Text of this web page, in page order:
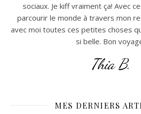
sociaux. Je kiff vraiment ça! Avec
parcourir le monde à travers mon
avec moi toutes ces petites choses
si belle. Bon
Thia B.
MES DERNIERS